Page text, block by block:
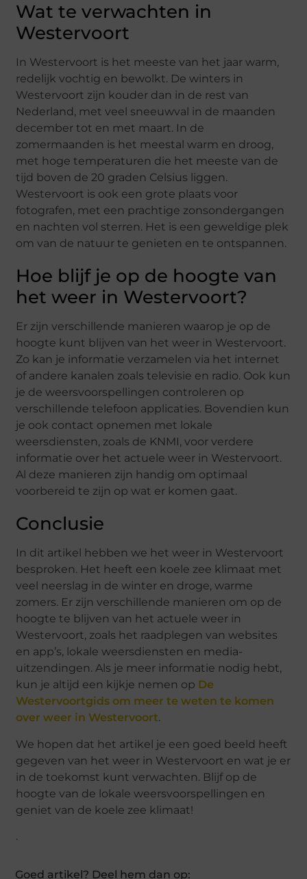
Wat te verwachten in
Westervoort
In Westervoort is het meeste van het jaar warm,
redelijk vochtig en bewolkt. De winters in
Westervoort zijn kouder dan in de rest van
Nederland, met veel sneeuwval in de maanden
december tot en met maart. In de
zomermaanden is het meestal warm en droog,
met hoge temperaturen die het meeste van de
tijd boven de 20 graden Celsius liggen.
Westervoort is ook een grote plaats voor
fotografen, met een prachtige zonsondergangen
en nachten vol sterren. Het is een geweldige plek
om van de natuur te genieten en te ontspannen.
Hoe blijf je op de hoogte van
het weer in Westervoort?
Er zijn verschillende manieren waarop je op de
hoogte kunt blijven van het weer in Westervoort.
Zo kan je informatie verzamelen via het internet
of andere kanalen zoals televisie en radio. Ook kun
je de weersvoorspellingen controleren op
verschillende telefoon applicaties. Bovendien kun
je ook contact opnemen met lokale
weersdiensten, zoals de KNMI, voor verdere
informatie over het actuele weer in Westervoort.
Al deze manieren zijn handig om optimaal
voorbereid te zijn op wat er komen gaat.
Conclusie
In dit artikel hebben we het weer in Westervoort
besproken. Het heeft een koele zee klimaat met
veel neerslag in de winter en droge, warme
zomers. Er zijn verschillende manieren om op de
hoogte te blijven van het actuele weer in
Westervoort, zoals het raadplegen van websites
en app’s, lokale weersdiensten en media-
uitzendingen. Als je meer informatie nodig hebt,
kun je altijd een kijkje nemen op De
Westervoortgids om meer te weten te komen
over weer in Westervoort.
We hopen dat het artikel je een goed beeld heeft
gegeven van het weer in Westervoort en wat je er
in de toekomst kunt verwachten. Blijf op de
hoogte van de lokale weersvoorspellingen en
geniet van de koele zee klimaat!
.
Goed artikel? Deel hem dan op: